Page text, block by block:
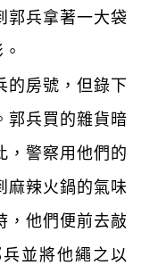
郭兵拿著一大袋
房號，但錄下
郭兵買的雜貨暗
，警察用他們的
麻辣火鍋的氣味
，他們便前去敲
並將他繩之以